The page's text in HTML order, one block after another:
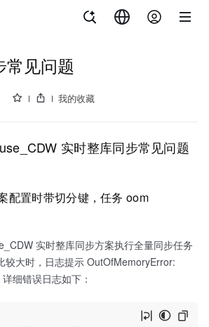
常见问题
我的收藏
实时整库同步常见问题
配置时带切分键，任务 oom
实时整库同步方案执行全量同步任务
较大时，日志提示 OutOfMemoryError:
细错误日志如下：